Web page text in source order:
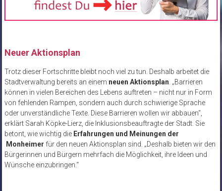
Neuer Aktionsplan
Trotz dieser Fortschritte bleibt noch viel zu tun. Deshalb arbeitet die
Stadtverwaltung bereits an einem neuen Aktionsplan. „Barrieren
können in vielen Bereichen des Lebens auftreten – nicht nur in Form
von fehlenden Rampen, sondern auch durch schwierige Sprache
oder unverständliche Texte. Diese Barrieren wollen wir abbauen“,
erklärt Sarah Köpke-Lierz, die Inklusionsbeauftragte der Stadt. Sie
betont, wie wichtig die Erfahrungen und Meinungen der
Monheimer für den neuen Aktionsplan sind. „Deshalb bieten wir den
Bürgerinnen und Bürgern mehrfach die Möglichkeit, ihre Ideen und
Wünsche einzubringen.“